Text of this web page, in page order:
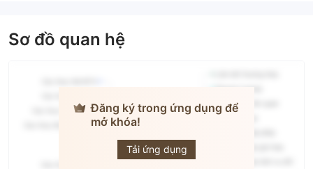
Sơ đồ quan hệ
Đăng ký trong ứng dụng để
mở khóa!
Tải ứng dụng